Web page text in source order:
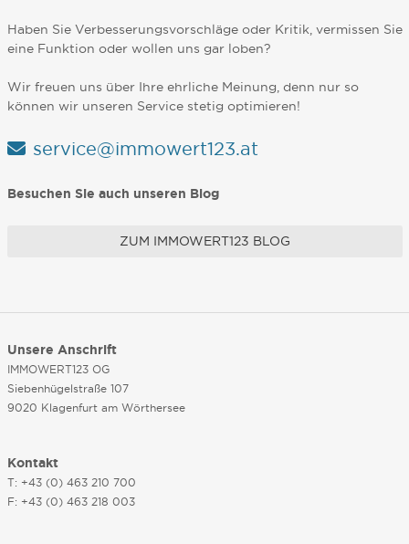
Haben Sie Verbesserungsvorschläge oder Kritik, vermissen Sie
eine Funktion oder wollen uns gar loben?
Wir freuen uns über Ihre ehrliche Meinung, denn nur so
können wir unseren Service stetig optimieren!
service@immowert123.at
Besuchen Sie auch unseren Blog
ZUM IMMOWERT123 BLOG
Unsere Anschrift
IMMOWERT123 OG
Siebenhügelstraße 107
9020 Klagenfurt am Wörthersee
Kontakt
T: +43 (0) 463 210 700
F: +43 (0) 463 218 003